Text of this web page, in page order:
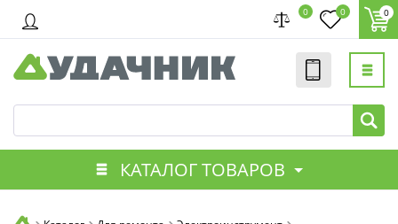
0 0 0
КАТАЛОГ ТОВАРОВ